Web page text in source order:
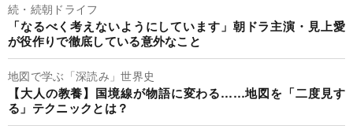
続・続朝ドライフ
「なるべく考えないようにしています」朝ドラ主演・見上愛
が役作りで徹底している意外なこと
地図で学ぶ「深読み」世界史
【大人の教養】国境線が物語に変わる……地図を「二度見す
る」テクニックとは？